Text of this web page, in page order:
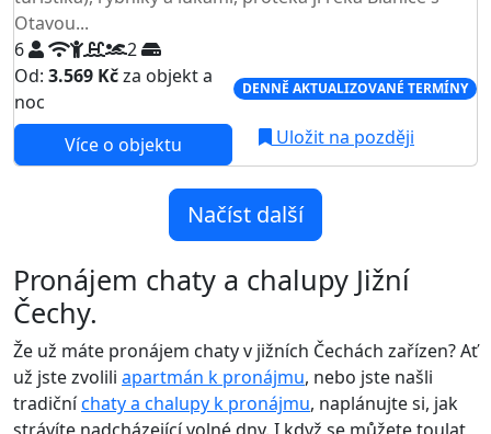
Otavou...
6
2
Od: 3.569 Kčza objekt a
noc
DENNĚ AKTUALIZOVANÉ TERMÍNY
Více o objektu Uložit na později
Načíst další
Pronájem chaty a chalupy Jižní
Čechy.
Že už máte pronájem chaty v jižních Čechách zařízen? Ať
už jste zvolili apartmán k pronájmu, nebo jste našli
tradičníchaty a chalupy k pronájmu, naplánujte si, jak